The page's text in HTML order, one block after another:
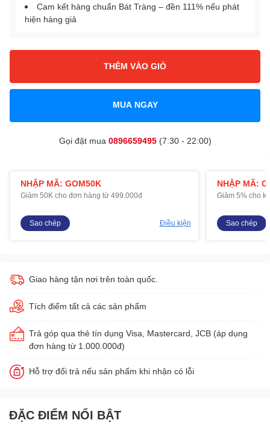
Cam kết hàng chuẩn Bát Tràng – đền 111% nếu phát
hiện hàng giả
THÊM VÀO GIỎ
MUA NGAY
Gọi đặt mua 0896659495(7:30 - 22:00)
NHẬP MÃ: GOM50K
Giảm 50K cho đơn hàng từ 499.000đ
Sao chép Điều kiện
NHẬP MÃ:
Giảm 5% cho
Sao chép
Giao hàng tận nơi trên toàn quốc.
Tích điểm tất cả các sản phẩm
Trả góp qua thẻ tín dụng Visa, Mastercard, JCB (áp dụng
đơn hàng từ 1.000.000đ)
Hỗ trợ đổi trả nếu sản phẩm khi nhận có lỗi
ĐẶC ĐIỂM NỔI BẬT